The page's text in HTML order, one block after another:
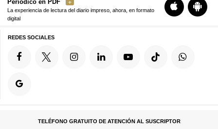
Periódico en PDF
La experiencia de lectura del diario impreso, ahora, en formato
digital
REDES SOCIALES
TELÉFONO GRATUITO DE ATENCIÓN AL SUSCRIPTOR